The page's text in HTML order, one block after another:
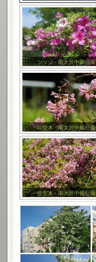
ツツジ - 南大沢中郷公園
谷空木 - 南大沢中郷公園
谷空木 - 南大沢中郷公園